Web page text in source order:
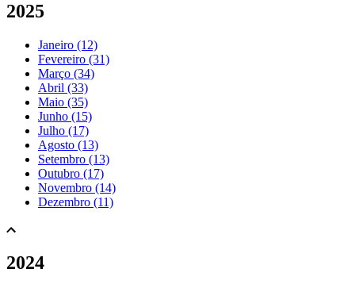
2025
Janeiro (12)
Fevereiro (31)
Março (34)
Abril (33)
Maio (35)
Junho (15)
Julho (17)
Agosto (13)
Setembro (13)
Outubro (17)
Novembro (14)
Dezembro (11)
2024